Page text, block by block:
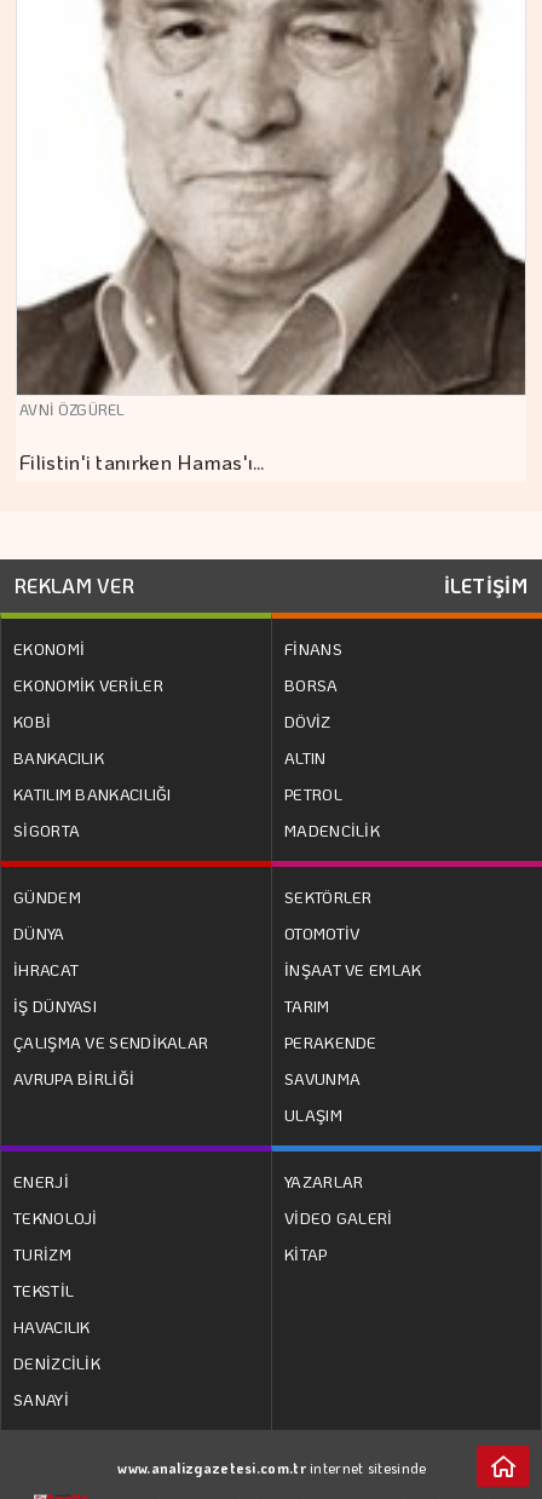
AVNİ ÖZGÜREL
Filistin'i tanırken Hamas'ı…
MEHMET UTKU ŞENTÜRK
Eğitimde asıl tartışma…
REKLAM VER İLETİŞİM
EKONOMİ
EKONOMİK VERİLER
KOBİ
BANKACILIK
KATILIM BANKACILIĞI
SİGORTA
FİNANS
BORSA
DÖVİZ
ALTIN
PETROL
MADENCİLİK
GÜNDEM
DÜNYA
İHRACAT
İŞ DÜNYASI
ÇALIŞMA VE SENDİKALAR
AVRUPA BİRLİĞİ
SEKTÖRLER
OTOMOTİV
İNŞAAT VE EMLAK
TARIM
PERAKENDE
SAVUNMA
ULAŞIM
ENERJİ
TEKNOLOJİ
TURİZM
TEKSTİL
HAVACILIK
DENİZCİLİK
SANAYİ
YAZARLAR
VİDEO GALERİ
KİTAP
www.analizgazetesi.com.trinternet sitesinde